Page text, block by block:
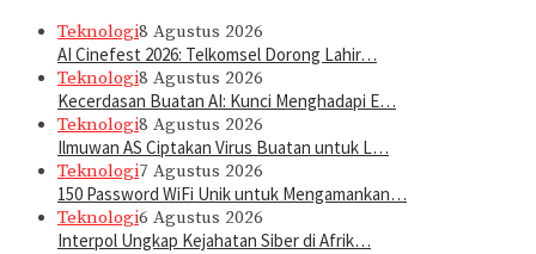
Teknologi8 Agustus 2026
AI Cinefest 2026: Telkomsel Dorong Lahir…
Teknologi8 Agustus 2026
Kecerdasan Buatan AI: Kunci Menghadapi E…
Teknologi8 Agustus 2026
Ilmuwan AS Ciptakan Virus Buatan untuk L…
Teknologi7 Agustus 2026
150 Password WiFi Unik untuk Mengamankan…
Teknologi6 Agustus 2026
Interpol Ungkap Kejahatan Siber di Afrik…